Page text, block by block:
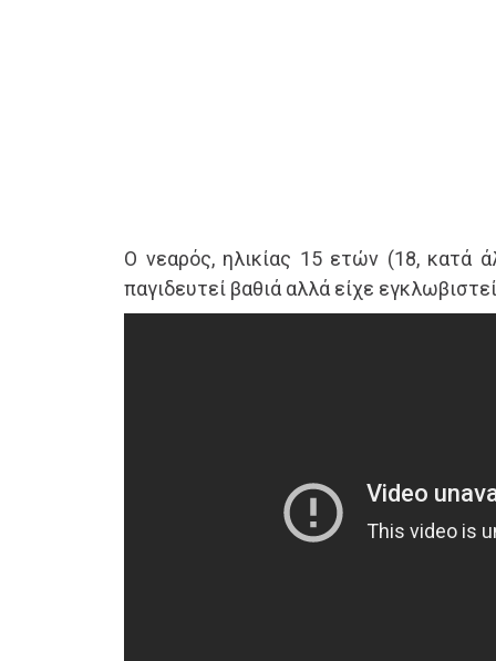
Ο νεαρός, ηλικίας 15 ετών (18, κατά
παγιδευτεί βαθιά αλλά είχε